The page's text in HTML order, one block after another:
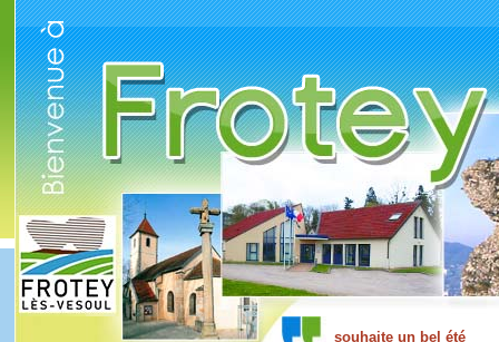
Cookies management panel